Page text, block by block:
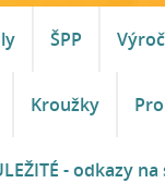
ŠPP
Kroužky
- odkazy